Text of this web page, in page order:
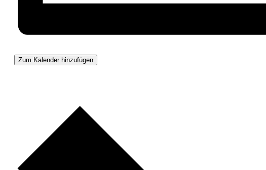
Zum Kalender hinzufügen